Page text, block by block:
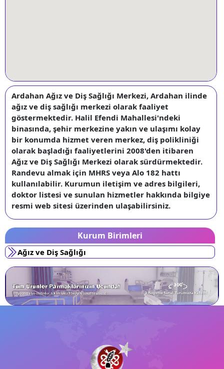
Kurum Birimleri
Ağız ve Diş Sağlığı
Ardahan Ağız ve Diş Sağlığı Merkezi, Ardahan ilinde
ağız ve diş sağlığı merkezi olarak faaliyet
göstermektedir. Halil Efendi Mahallesi'ndeki
binasında, şehir merkezine yakın ve ulaşımı kolay
bir konumda hizmet veren merkez, diş polikliniği
olarak başladığı faaliyetlerini 2008'den itibaren
Ağız ve Diş Sağlığı Merkezi olarak sürdürmektedir.
Randevu almak için MHRS veya Alo 182 hattı
kullanılabilir. Kurumun iletişim ve adres bilgileri,
doktor listesi ve sunulan hizmetler hakkında bilgiye
resmi web sitesi üzerinden ulaşabilirsiniz.